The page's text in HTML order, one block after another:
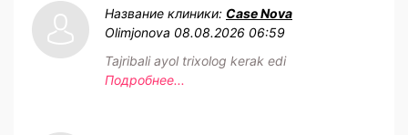
Название клиники: Case Nova
Olimjonova 08.08.2026 06:59
Tajribali ayol trixolog kerak edi
Подробнее...